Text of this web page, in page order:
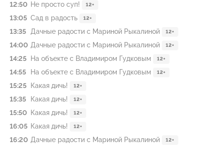
12:50 Не просто суп! 12+
13:05 Сад в радость 12+
13:35 Дачные радости с Мариной Рыкалиной 12+
14:00 Дачные радости с Мариной Рыкалиной 12+
14:25 На объекте с Владимиром Гудковым 12+
14:55 На объекте с Владимиром Гудковым 12+
15:25 Какая дичь! 12+
15:35 Какая дичь! 12+
15:50 Какая дичь! 12+
16:05 Какая дичь! 12+
16:20 Дачные радости с Мариной Рыкалиной 12+